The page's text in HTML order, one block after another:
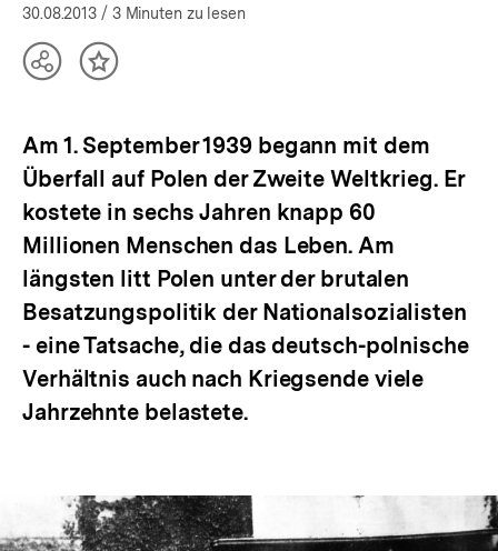
bpb.de
30.08.2013 / 3 Minuten zu lesen
TeilenInhalt
Am 1. September 1939 begann mit dem
Überfall auf Polen der Zweite Weltkrieg. Er
kostete in sechs Jahren knapp 60
Millionen Menschen das Leben. Am
längsten litt Polen unter der brutalen
Besatzungspolitik der Nationalsozialisten
- eine Tatsache, die das deutsch-polnische
Verhältnis auch nach Kriegsende viele
Jahrzehnte belastete.